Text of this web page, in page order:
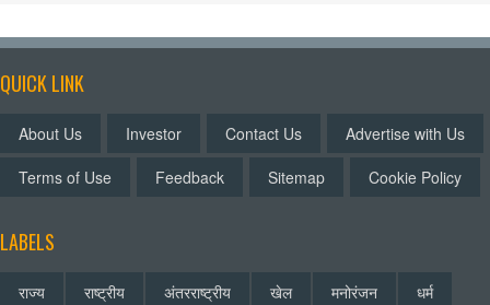
QUICK LINK
About Us Investor Contact Us
Advertise with Us
Terms of Use
Feedback Sitemap Cookie Policy
LABELS
राज्य राष्ट्रीय अंतरराष्ट्रीय खेल मनोरंजन
धर्म